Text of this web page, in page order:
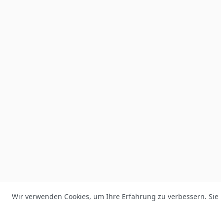
Wir verwenden Cookies, um Ihre Erfahrung zu verbessern. Sie